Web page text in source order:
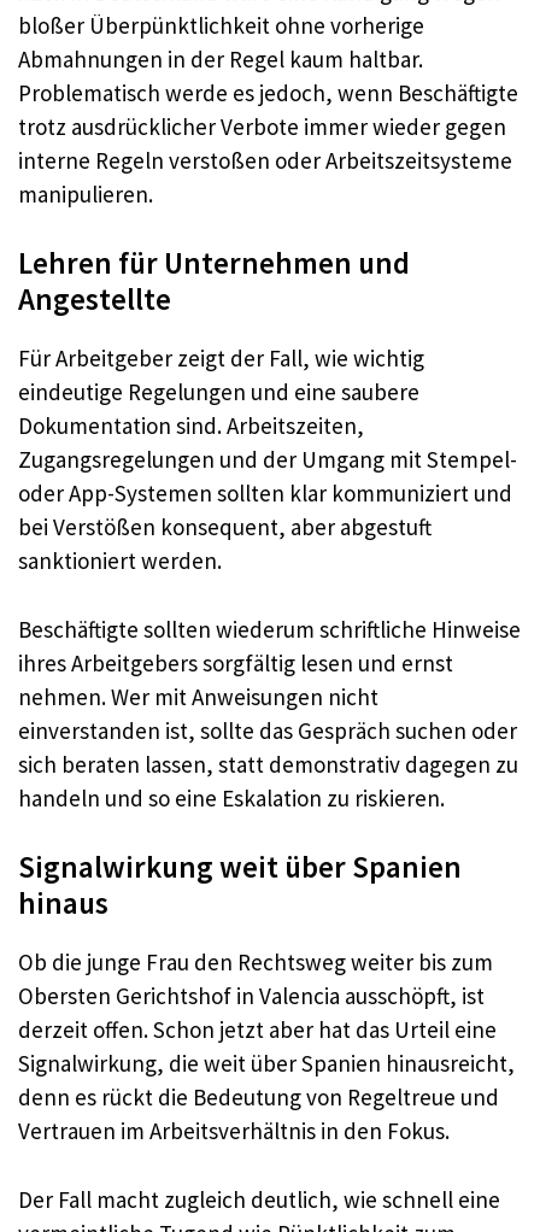
bloßer Überpünktlichkeit ohne vorherige
Abmahnungen in der Regel kaum haltbar.
Problematisch werde es jedoch, wenn Beschäftigte
trotz ausdrücklicher Verbote immer wieder gegen
interne Regeln verstoßen oder Arbeitszeitsysteme
manipulieren.
Lehren für Unternehmen und
Angestellte
Für Arbeitgeber zeigt der Fall, wie wichtig
eindeutige Regelungen und eine saubere
Dokumentation sind. Arbeitszeiten,
Zugangsregelungen und der Umgang mit Stempel-
oder App-Systemen sollten klar kommuniziert und
bei Verstößen konsequent, aber abgestuft
sanktioniert werden.
Beschäftigte sollten wiederum schriftliche Hinweise
ihres Arbeitgebers sorgfältig lesen und ernst
nehmen. Wer mit Anweisungen nicht
einverstanden ist, sollte das Gespräch suchen oder
sich beraten lassen, statt demonstrativ dagegen zu
handeln und so eine Eskalation zu riskieren.
Signalwirkung weit über Spanien
hinaus
Ob die junge Frau den Rechtsweg weiter bis zum
Obersten Gerichtshof in Valencia ausschöpft, ist
derzeit offen. Schon jetzt aber hat das Urteil eine
Signalwirkung, die weit über Spanien hinausreicht,
denn es rückt die Bedeutung von Regeltreue und
Vertrauen im Arbeitsverhältnis in den Fokus.
Der Fall macht zugleich deutlich, wie schnell eine